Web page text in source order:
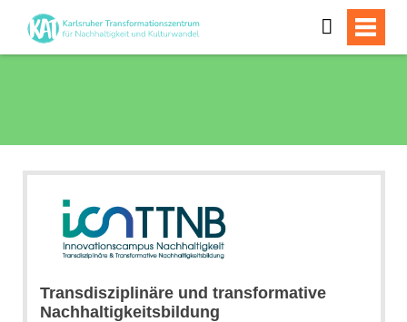
Transdisziplinäre und transformative
Nachhaltigkeitsbildung